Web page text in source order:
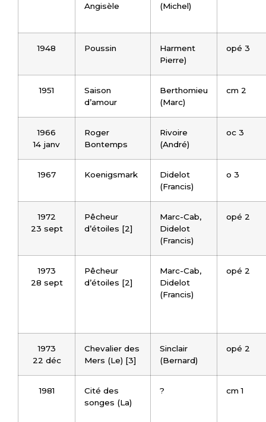
Angisèle
(Michel)
1948 Poussin
Harment
Pierre)
opé 3
1951
Saison
d’amour
Berthomieu
(Marc)
cm 2
1966
14 janv
Roger
Bontemps
Rivoire
(André)
oc 3
1967 Koenigsmark
Didelot
(Francis)
o 3
1972
23 sept
Pêcheur
d’étoiles [2]
Marc-Cab,
Didelot
(Francis)
opé 2
1973
28 sept
Pêcheur
d’étoiles [2]
Marc-Cab,
Didelot
(Francis)
opé 2
1973
22 déc
Chevalier des
Mers (Le) [3]
Sinclair
(Bernard)
opé 2
1981
Cité des
songes (La)
? cm 1